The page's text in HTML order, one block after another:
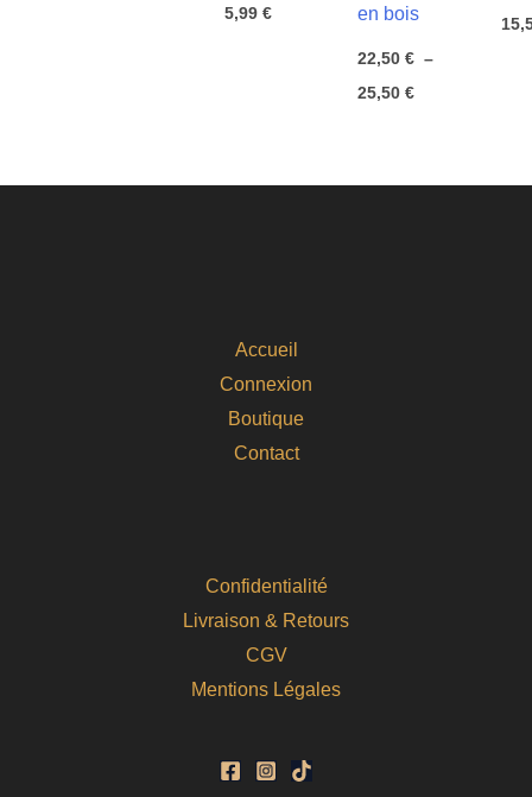
5,99 €
en bois
22,50 € –
25,50 €Plage
25,50 €
Accueil
Connexion
Boutique
Contact
Confidentialité
Livraison & Retours
CGV
Mentions Légales